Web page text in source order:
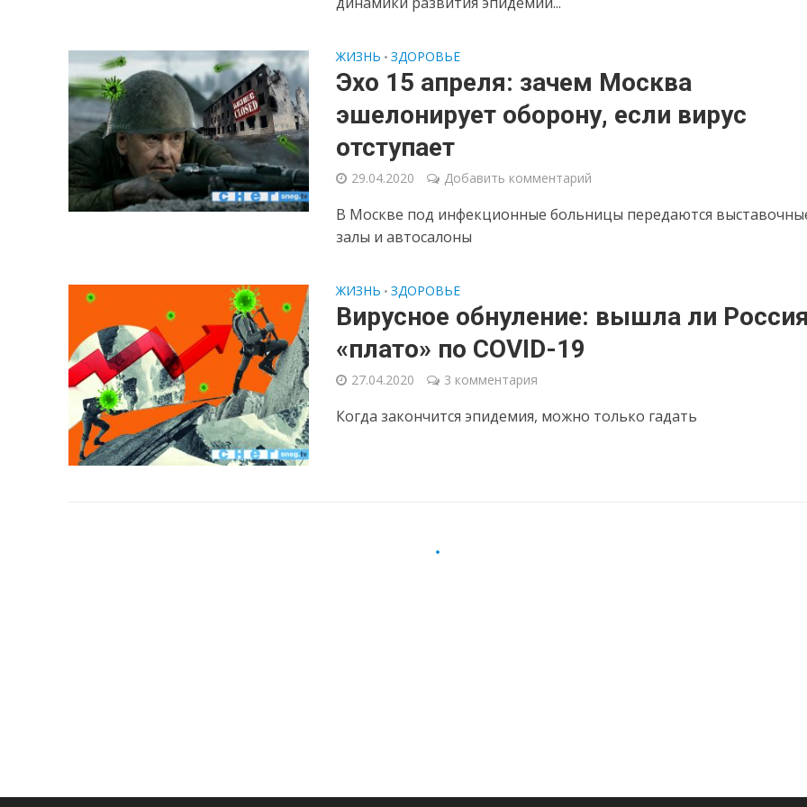
ЖИЗНЬ • ЗДОРОВЬЕ
Эхо 15 апреля: зачем Москва
эшелонирует оборону, если вирус
отступает
29.04.2020 Добавить комментарий
В Москве под инфекционные больницы передаются
залы и автосалоны
ЖИЗНЬ • ЗДОРОВЬЕ
Вирусное обнуление: вышла ли
«плато» по COVID-19
27.04.2020 3 комментария
Когда закончится эпидемия, можно только гадать